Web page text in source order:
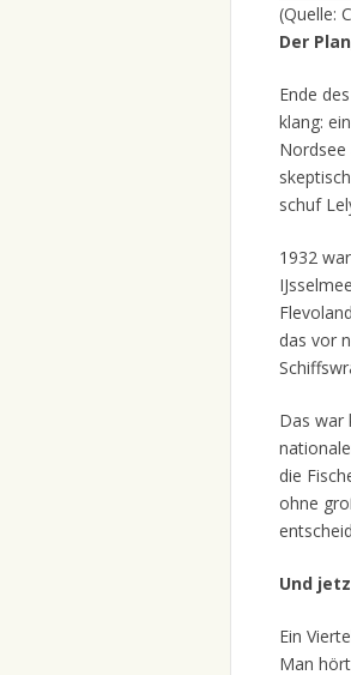
(Quelle:
Der
Ende
klang:
Nordsee
schuf
1932
das vor
Das war
die
ohne
Und
Ein
Man